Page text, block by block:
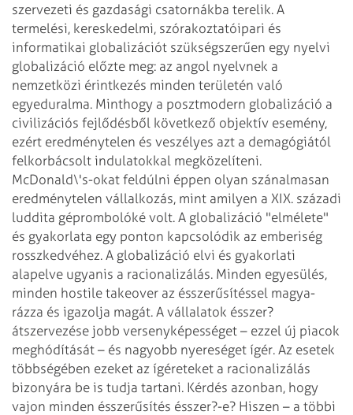
szervezeti és gazdasági csatornákba terelik. A
termelési, kereskedelmi, szórakoztatóipari és
informatikai globalizációt szükségszerűen egy nyelvi
globalizáció előzte meg: az angol nyelvnek a
nemzetközi érintkezés minden területén való
egyeduralma. Minthogy a posztmodern globalizáció a
civilizációs fejlődésből következő objektív esemény,
ezért eredménytelen és veszélyes azt a demagógiától
felkorbácsolt indulatokkal megközelíteni.
McDonald\'s-okat feldúlni éppen olyan szánalmasan
eredménytelen vállalkozás, mint amilyen a XIX. századi
luddita géprombolóké volt. A globalizáció "elmélete"
és gyakorlata egy ponton kapcsolódik az emberiség
rosszkedvéhez. A globalizáció elvi és gyakorlati
alapelve ugyanis a racionalizálás. Minden egyesülés,
minden hostile takeover az ésszerűsítéssel magya-
rázza és igazolja magát. A vállalatok ésszer?
átszervezése jobb versenyképességet – ezzel új piacok
meghódítását – és nagyobb nyereséget ígér. Az esetek
többségében ezeket az ígéreteket a racionalizálás
bizonyára be is tudja tartani. Kérdés azonban, hogy
vajon minden ésszerűsítés ésszer?-e? Hiszen – a többi